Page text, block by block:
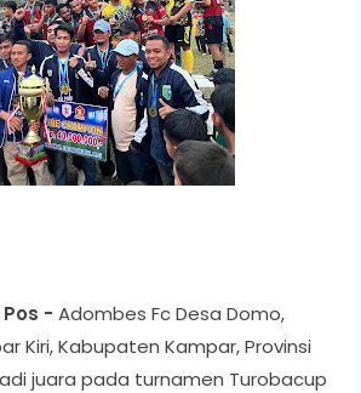
- Adombes Fc Desa Domo,
Kiri, Kabupaten Kampar, Provinsi
juara pada turnamen Turobacup